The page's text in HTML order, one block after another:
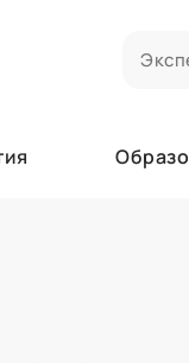
программы,